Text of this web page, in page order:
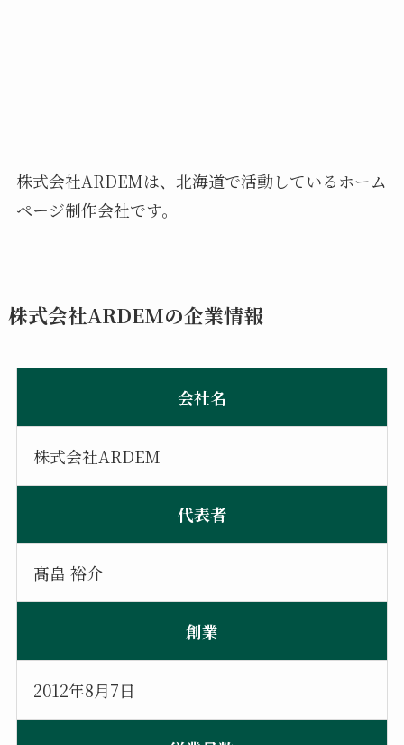
株式会社ARDEMは、北海道で活動しているホーム
ページ制作会社です。
株式会社ARDEMの企業情報
会社名
株式会社ARDEM
代表者
髙畠 裕介
創業
2012年8月7日